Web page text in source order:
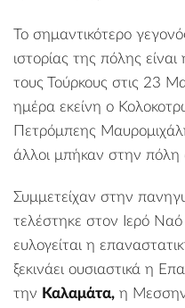
Το σημαντικότερο
ιστορίας της πόλης
τους Τούρκους στις 23
ημέρα εκείνη ο
Πετρόμπεης
άλλοι μπήκαν στην
Συμμετείχαν στην
τελέστηκε στον Ιερό
ευλογείται η
ξεκινάει ουσιαστικά η
την Καλαμάτα, η